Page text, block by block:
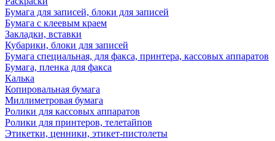
Бумага для записей, блоки для записей
Бумага с клеевым краем
Закладки, вставки
Кубарики, блоки для записей
Бумага специальная, для факса, принтера, кассовых аппаратов
Бумага, пленка для факса
Калька
Копировальная бумага
Миллиметровая бумага
Ролики для кассовых аппаратов
Ролики для принтеров, телетайпов
Этикетки, ценники, этикет-пистолеты